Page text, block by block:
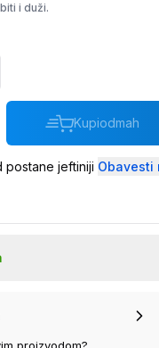
i duži.
Kupiodmah
postane jeftiniji Obavesti